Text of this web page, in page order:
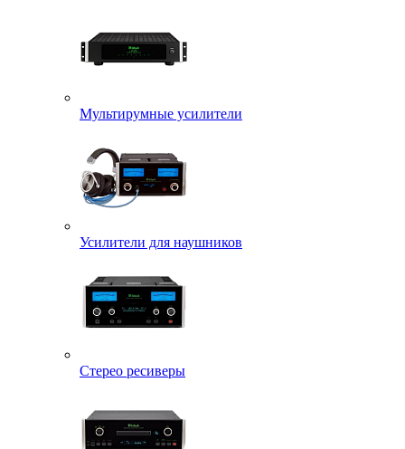
Мультирумные усилители
Усилители для наушников
Стерео ресиверы